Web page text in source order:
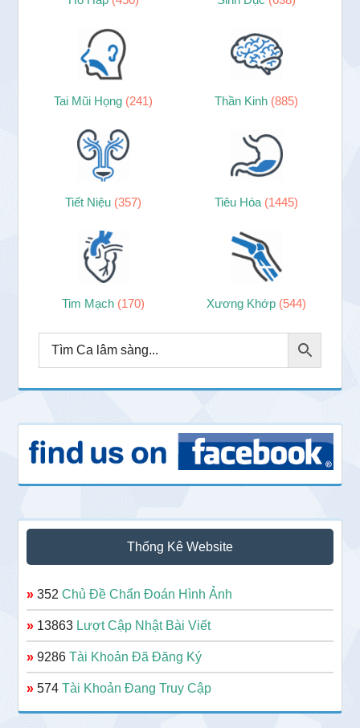
Tai Mũi Họng (241) Thần Kinh (885)
Tiết Niệu (357) Tiêu Hóa (1445)
Tim Mạch (170) Xương Khớp (544)
Thống Kê Website
» 352Chủ Đề Chẩn Đoán Hình Ảnh
» 13863 Lượt Cập Nhật Bài Viết
» 9286Tài Khoản Đã Đăng Ký
» 574Tài Khoản Đang Truy Cập